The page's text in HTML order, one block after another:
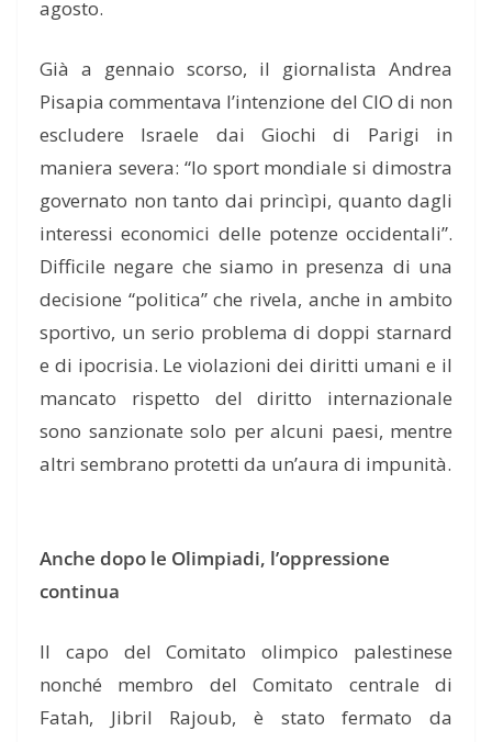
agosto.
Già a gennaio scorso, il giornalista Andrea
Pisapia commentava l’intenzione del CIO di non
escludere Israele dai Giochi di Parigi in
maniera severa: “lo sport mondiale si dimostra
governato non tanto dai princìpi, quanto dagli
interessi economici delle potenze occidentali”.
Difficile negare che siamo in presenza di una
decisione “politica” che rivela, anche in ambito
sportivo, un serio problema di doppi starnard
e di ipocrisia. Le violazioni dei diritti umani e il
mancato rispetto del diritto internazionale
sono sanzionate solo per alcuni paesi, mentre
altri sembrano protetti da un’aura di impunità.
Anche dopo le Olimpiadi, l’oppressione
continua
Il capo del Comitato olimpico palestinese
nonché membro del Comitato centrale di
Fatah, Jibril Rajoub, è stato fermato da